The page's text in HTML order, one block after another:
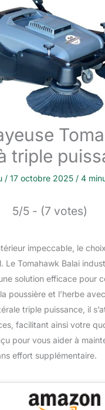
triple
/ 17 octobre 2025 / 4
5/5 - (7 votes)
impeccable, le
Le Tomahawk Balai
solution efficace pour
poussière et l’herbe
triple puissance, il
facilitant ainsi votre
pour vous aider à
effort supplémentaire.